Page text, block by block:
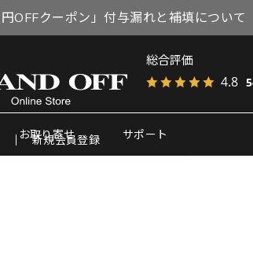
OFFクーポン」付与漏れと補填について
総合評価
4.8
お取り寄せ サポート
新規会員登録